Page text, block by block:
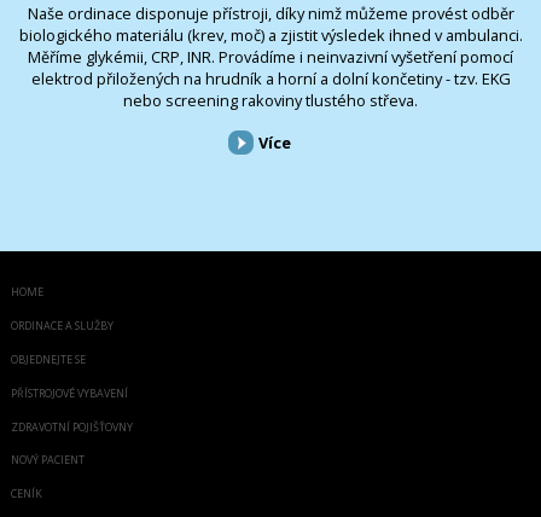
Naše ordinace disponuje přístroji, díky nimž můžeme provést odběr
biologického materiálu (krev, moč) a zjistit výsledek ihned v ambulanci.
Měříme glykémii, CRP, INR. Provádíme i neinvazivní vyšetření pomocí
elektrod přiložených na hrudník a horní a dolní končetiny - tzv. EKG
nebo screening rakoviny tlustého střeva.
Více
HOME
ORDINACE A SLUŽBY
OBJEDNEJTE SE
PŘÍSTROJOVÉ VYBAVENÍ
ZDRAVOTNÍ POJIŠŤOVNY
NOVÝ PACIENT
CENÍK